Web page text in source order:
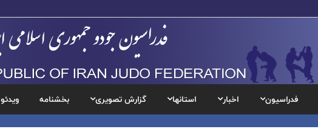
فدراسیون اخبار استانها گزارش تصویری بخشنامه ویدئو